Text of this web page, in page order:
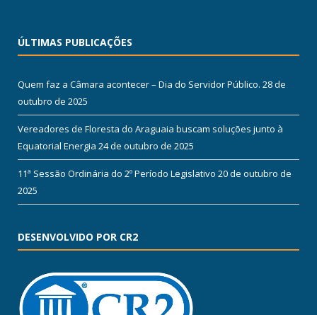
ÚLTIMAS PUBLICAÇÕES
Quem faz a Câmara acontecer – Dia do Servidor Público. 28 de
outubro de 2025
Vereadores de Floresta do Araguaia buscam soluções junto à
Equatorial Energia 24 de outubro de 2025
11ª Sessão Ordinária do 2º Período Legislativo 20 de outubro de
2025
DESENVOLVIDO POR CR2